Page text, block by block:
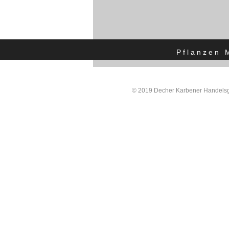
Pflanzen
© 2019 Decher Karbener